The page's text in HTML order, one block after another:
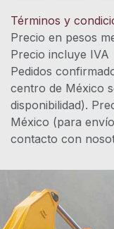
Términos y
Precio en pesos
Precio
Pedidos
centro de México
disponibilidad).
México (para
contacto con